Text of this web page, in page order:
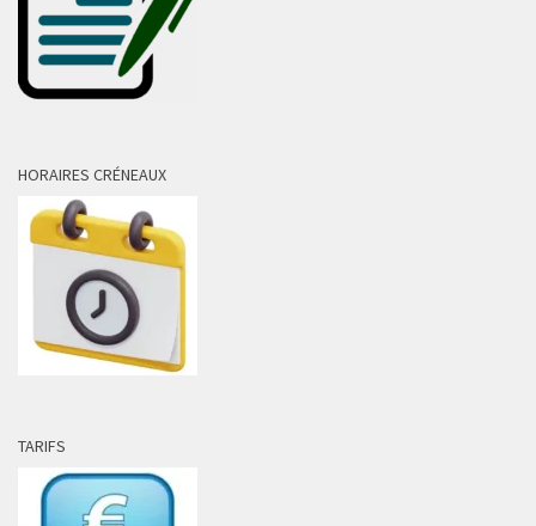
HORAIRES CRÉNEAUX
TARIFS